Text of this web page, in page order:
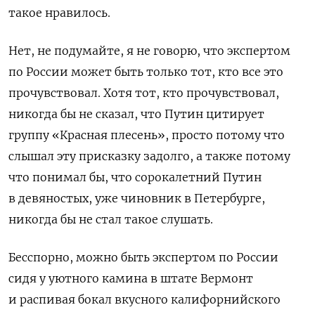
такое нравилось.
Нет, не подумайте, я не говорю, что экспертом
по России может быть только тот, кто все это
прочувствовал. Хотя тот, кто прочувствовал,
никогда бы не сказал, что Путин цитирует
группу «Красная плесень», просто потому что
слышал эту присказку задолго, а также потому
что понимал бы, что сорокалетний Путин
в девяностых, уже чиновник в Петербурге,
никогда бы не стал такое слушать.
Бесспорно, можно быть экспертом по России
сидя у уютного камина в штате Вермонт
и распивая бокал вкусного калифорнийского